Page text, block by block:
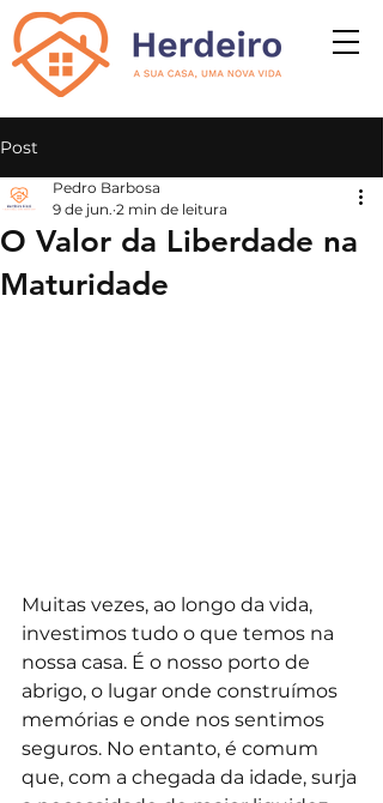
Post
O Valor da Liberdade na
Maturidade
Pedro Barbosa
9 de jun. 2 min de leitura
Muitas vezes, ao longo da vida,
investimos tudo o que temos na
nossa casa. É o nosso porto de
abrigo, o lugar onde construímos
memórias e onde nos sentimos
seguros. No entanto, é comum
que, com a chegada da idade, surja